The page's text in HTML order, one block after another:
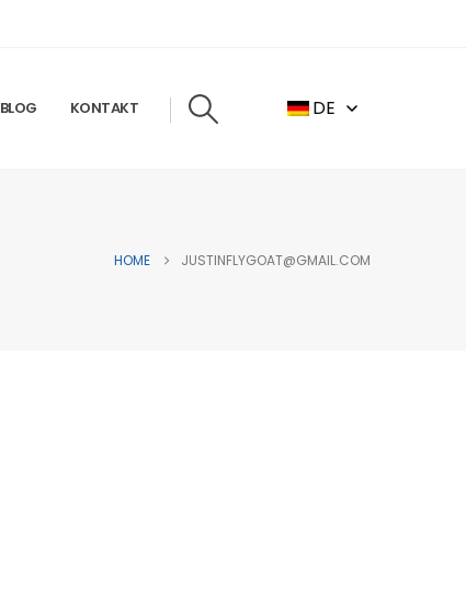
BLOG KONTAKT DE
HOME JUSTINFLYGOAT@GMAIL.COM